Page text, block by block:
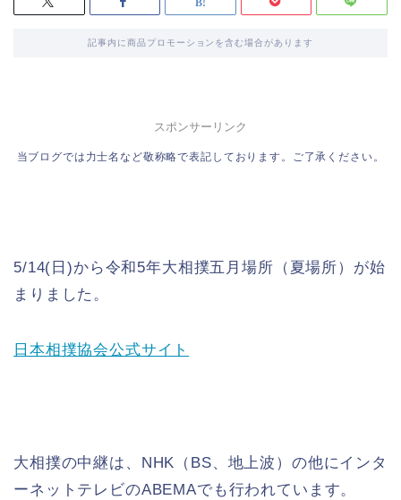
記事内に商品プロモーションを含む場合があります
スポンサーリンク
当ブログでは力士名など敬称略で表記しております。ご了承ください。
5/14(日)から令和5年大相撲五月場所（夏場所）が始
まりました。
日本相撲協会公式サイト
大相撲の中継は、NHK（BS、地上波）の他にインタ
ーネットテレビのABEMAでも行われています。